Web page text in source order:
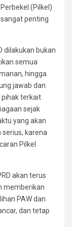
(Pilkel)
penting
dilakukan bukan
semua
hingga
jawab dan
pihak terkait
sejak
yang akan
karena
Pilkel
akan terus
memberikan
PAW dan
dan tetap